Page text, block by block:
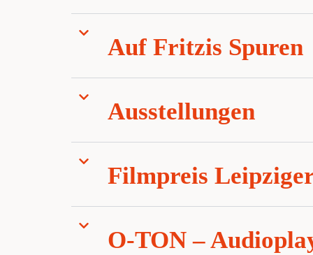
Auf Fritzis Spuren
Ausstellungen
Filmpreis
O-TON –